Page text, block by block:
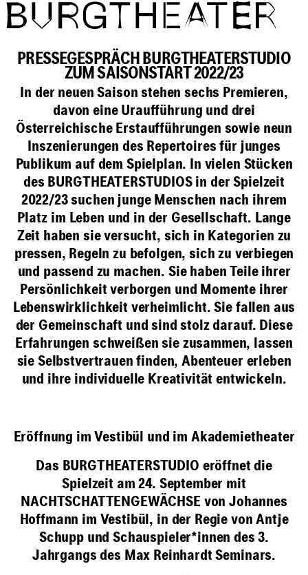
Direkt zum Inhalt
PRESSEGESPRÄCH BURGTHEATERSTUDIO
ZUM SAISONSTART 2022/23
In der neuen Saison stehen sechs Premieren,
davon eine Uraufführung und drei
Österreichische Erstaufführungen sowie neun
Inszenierungen des Repertoires für junges
Publikum auf dem Spielplan. In vielen Stücken
des BURGTHEATERSTUDIOS in der Spielzeit
2022/23 suchen junge Menschen nach ihrem
Platz im Leben und in der Gesellschaft. Lange
Zeit haben sie versucht, sich in Kategorien zu
pressen, Regeln zu befolgen, sich zu verbiegen
und passend zu machen. Sie haben Teile ihrer
Persönlichkeit verborgen und Momente ihrer
Lebenswirklichkeit verheimlicht. Sie fallen aus
der Gemeinschaft und sind stolz darauf. Diese
Erfahrungen schweißen sie zusammen, lassen
sie Selbstvertrauen finden, Abenteuer erleben
und ihre individuelle Kreativität entwickeln.
Eröffnung im Vestibül und im Akademietheater
Das BURGTHEATERSTUDIO eröffnet die
Spielzeit am 24. September mit
NACHTSCHATTENGEWÄCHSE von Johannes
Hoffmann im Vestibül, in der Regie von Antje
Schupp und Schauspieler*innen des 3.
Jahrgangs des Max Reinhardt Seminars.